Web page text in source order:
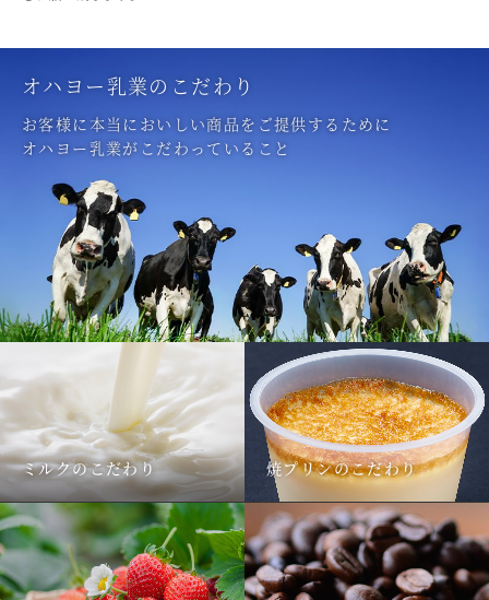
オハヨー乳業のこだわり
お客様に本当においしい商品をご提供するために
オハヨー乳業がこだわっていること
ミルクのこだわり 焼プリンのこだわり